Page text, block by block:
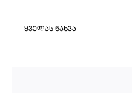
ᲧᲕᲔᲚᲐᲡ ᲜᲐᲮᲕᲐ